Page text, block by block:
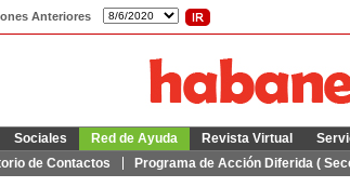
Anteriores
Sociales
Red de Ayuda
de Contactos Programa de Acción Diferida (
Revista Virtual